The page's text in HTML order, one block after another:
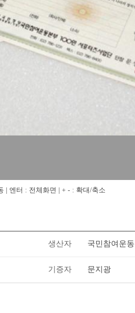
| 엔터 : 전체화면 | + - : 확대/축소
생산자 국민참여운
기증자 문지광